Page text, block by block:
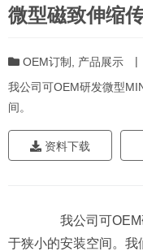
微型磁致伸缩
OEM订制 产品展示 |
我公司可OEM研发微型
间。
资料下载
我公司可OEM
于狭小的安装空间。